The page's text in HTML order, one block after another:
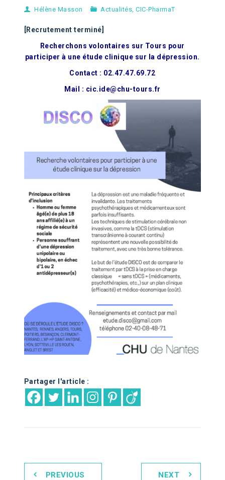
Hélène Masson Actualités,CIC-PharmaT
[Recrutement terminé]
Recherchons volontaires sur Tours pour
participer à une étude clinique sur la dépression.
Contact : 02.47.47.69.72
Mail : cic.ide@chu-tours.fr
Partager l'article :
PREVIOUS NEXT